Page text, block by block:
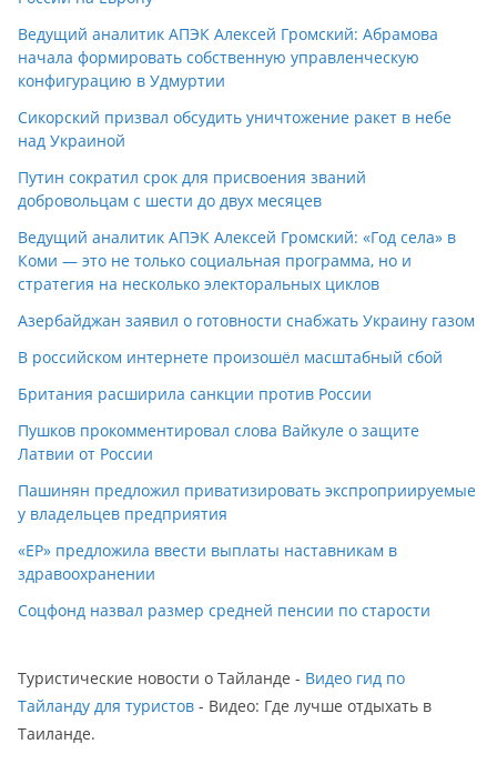
Ведущий аналитик АПЭК Алексей Громский: Абрамова
начала формировать собственную управленческую
конфигурацию в Удмуртии
Сикорский призвал обсудить уничтожение ракет в небе
над Украиной
Путин сократил срок для присвоения званий
добровольцам с шести до двух месяцев
Ведущий аналитик АПЭК Алексей Громский: «Год села» в
Коми — это не только социальная программа, но и
стратегия на несколько электоральных циклов
Азербайджан заявил о готовности снабжать Украину газом
В российском интернете произошёл масштабный сбой
Британия расширила санкции против России
Пушков прокомментировал слова Вайкуле о защите
Латвии от России
Пашинян предложил приватизировать экспроприируемые
у владельцев предприятия
«ЕР» предложила ввести выплаты наставникам в
здравоохранении
Соцфонд назвал размер средней пенсии по старости
Туристические новости о Тайланде - Видео гид по
Тайланду для туристов - Видео: Где лучше отдыхать в
Таиланде.